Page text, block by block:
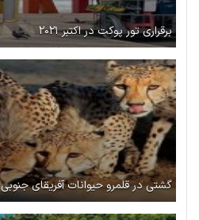
برقراری تور پوکت در اکتبر ۲۰۲۱
گشتی در قلمرو حیوانات آفریقای جنوبی